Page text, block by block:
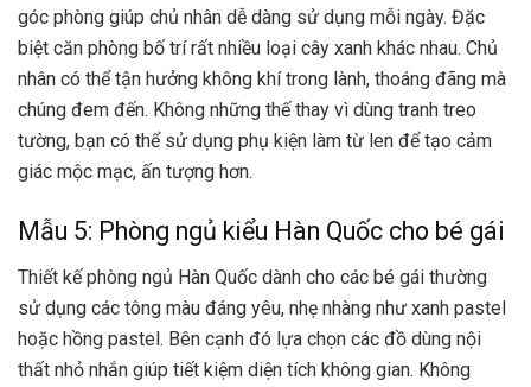
góc phòng giúp chủ nhân dễ dàng sử dụng mỗi ngày. Đặc
biệt căn phòng bố trí rất nhiều loại cây xanh khác nhau. Chủ
nhân có thể tận hưởng không khí trong lành, thoáng đãng mà
chúng đem đến. Không những thế thay vì dùng tranh treo
tường, bạn có thể sử dụng phụ kiện làm từ len để tạo cảm
giác mộc mạc, ấn tượng hơn.
Mẫu 5: Phòng ngủ kiểu Hàn Quốc cho bé gái
Thiết kế phòng ngủ Hàn Quốc dành cho các bé gái thường
sử dụng các tông màu đáng yêu, nhẹ nhàng như xanh pastel
hoặc hồng pastel. Bên cạnh đó lựa chọn các đồ dùng nội
thất nhỏ nhắn giúp tiết kiệm diện tích không gian. Không